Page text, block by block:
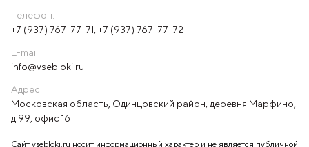
Телефон:
+7 (937) 767-77-71, +7 (937) 767-77-72
E-mail:
info@vsebloki.ru
Адрес:
Московская область, Одинцовский район, деревня Марфино,
д.99, офис 16
Сайт vsebloki.ru носит информационный характер и не является публичной